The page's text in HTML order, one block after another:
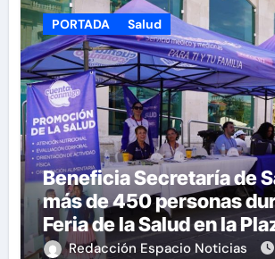
PORTADA Salud
Beneficia Secretaría de
más de 450 personas
Feria de la Salud en la
Armas
Redacción Espacio Noticias